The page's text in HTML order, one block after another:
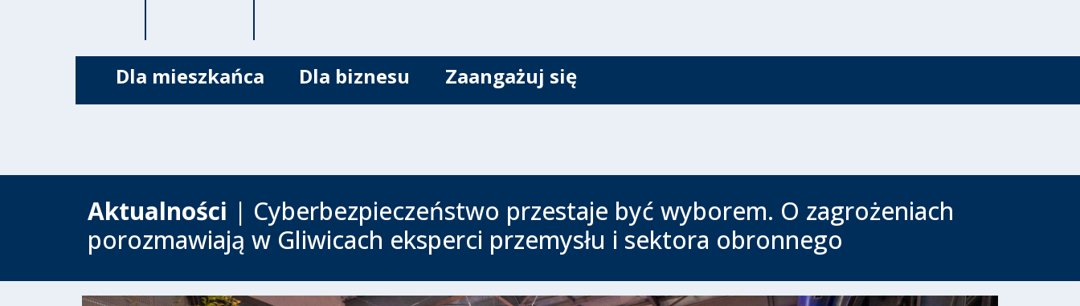
Dla mieszkańca Dla biznesu Zaangażuj się
Aktualności | Cyberbezpieczeństwo przestaje być wyborem. O zagrożeniach
porozmawiają w Gliwicach eksperci przemysłu i sektora obronnego